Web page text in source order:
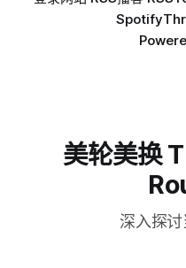
Spotify
美轮美换
深入探